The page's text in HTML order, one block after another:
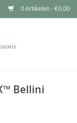
0 Artikelen - €0,00
Bellini